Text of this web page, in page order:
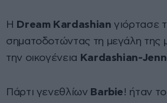
Η Dream Kardashian γιόρτασε
σηματοδοτώντας τη μεγάλη
την οικογένεια Kardashian-
Πάρτι γενεθλίων Barbie! ήταν